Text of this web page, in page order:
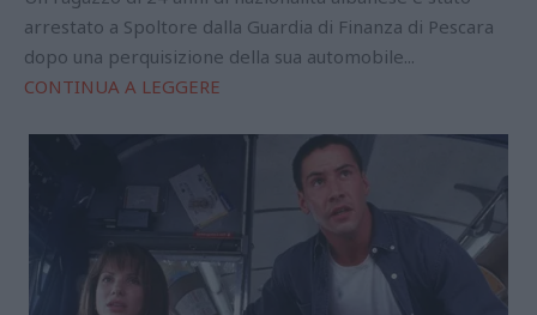
arrestato a Spoltore dalla Guardia di Finanza di Pescara
dopo una perquisizione della sua automobile...
CONTINUA A LEGGERE